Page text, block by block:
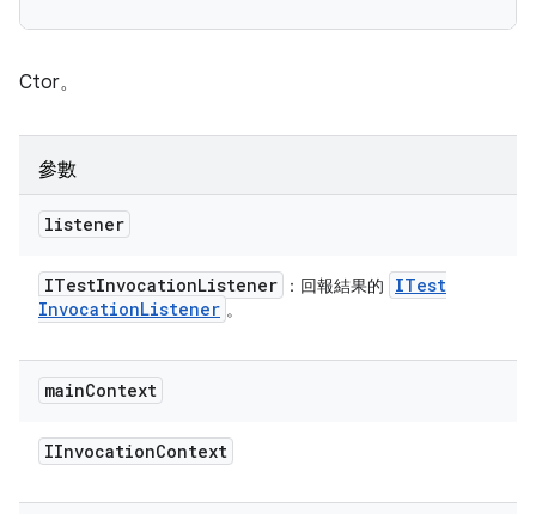
Ctor。
參數
listener
ITestInvocationListener ：回報結果的
ITest
InvocationListener 。
mainContext
IInvocationContext